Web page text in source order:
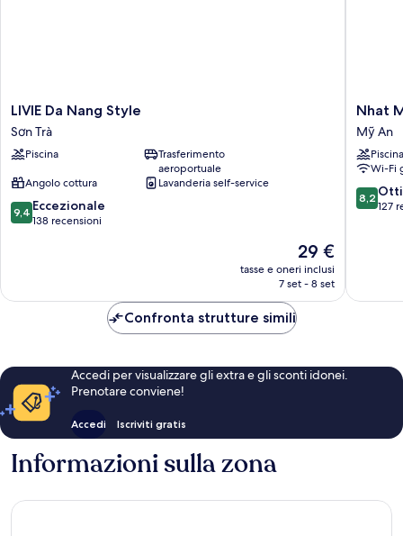
LIVIE
Da
Nang
Style
Sơn
Trà
LIVIE Da Nang Style
Sơn Trà
Piscina
Trasferimento
aeroportuale
Angolo cottura
Lavanderia self-service
9.4
su
9,4 Eccezionale
138 recensioni
Il
prezzo
attuale
29 €
tasse e oneri inclusi
7 set - 8 set
Nhat
Minh
Hotel
and
Mỹ
An
Nhat
Mỹ An
Piscina
Wi-Fi
8.2
su
8,2
127
Confronta strutture simili
Accedi per visualizzare gli extra e gli sconti idonei.
Prenotare conviene!
Accedi Iscriviti gratis
Informazioni sulla zona